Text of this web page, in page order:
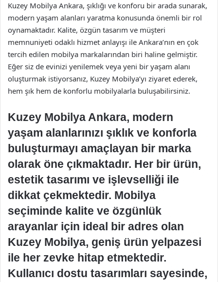
Kuzey Mobilya Ankara, şıklığı ve konforu bir arada sunarak,
modern yaşam alanları yaratma konusunda önemli bir rol
oynamaktadır. Kalite, özgün tasarım ve müşteri
memnuniyeti odaklı hizmet anlayışı ile Ankara’nın en çok
tercih edilen mobilya markalarından biri haline gelmiştir.
Eğer siz de evinizi yenilemek veya yeni bir yaşam alanı
oluşturmak istiyorsanız, Kuzey Mobilya’yı ziyaret ederek,
hem şık hem de konforlu mobilyalarla buluşabilirsiniz.
Kuzey Mobilya Ankara, modern
yaşam alanlarınızı şıklık ve konforla
buluşturmayı amaçlayan bir marka
olarak öne çıkmaktadır. Her bir ürün,
estetik tasarımı ve işlevselliği ile
dikkat çekmektedir. Mobilya
seçiminde kalite ve özgünlük
arayanlar için ideal bir adres olan
Kuzey Mobilya, geniş ürün yelpazesi
ile her zevke hitap etmektedir.
Kullanıcı dostu tasarımları sayesinde,